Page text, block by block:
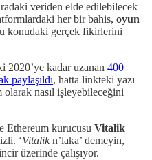
veriden elde edilebilecek
her bir bahis, oyun
konudaki gerçek fikirlerini
2020’ye kadar uzanan 400
paylaşıldı, hatta linkteki yazı
olarak nasıl işleyebileceğini
Ethereum kurucusu Vitalik
‘Vitalikn’laka’ demeyin,
üzerinde çalışıyor.